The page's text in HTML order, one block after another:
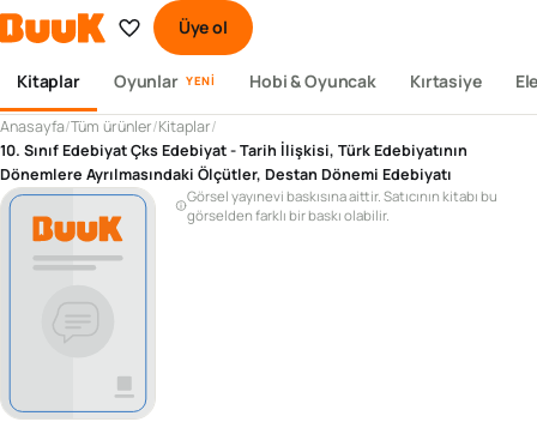
Üye ol
Kitaplar Oyunlar YENI Hobi & Oyuncak Kırtasiye
Anasayfa/Tüm ürünler/Kitaplar/
10. Sınıf Edebiyat Çks Edebiyat - Tarih İlişkisi, Türk Edebiyatının
Dönemlere Ayrılmasındaki Ölçütler, Destan Dönemi Edebiyatı
Görsel yayınevi baskısına aittir. Satıcının kitabı bu
görselden farklı bir baskı olabilir.